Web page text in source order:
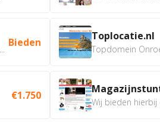
Bieden
€1.750
Toplocatie.nl
Topdomein
Wij bieden hierbij